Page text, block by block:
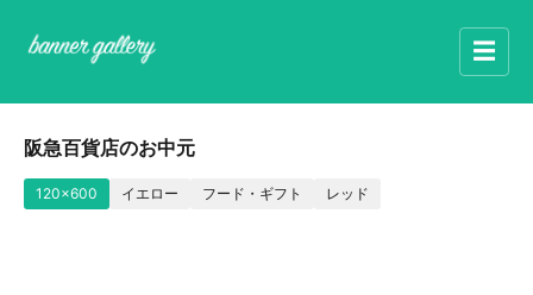
☰
阪急百貨店のお中元
120x600 イエロー フード・ギフト レッド